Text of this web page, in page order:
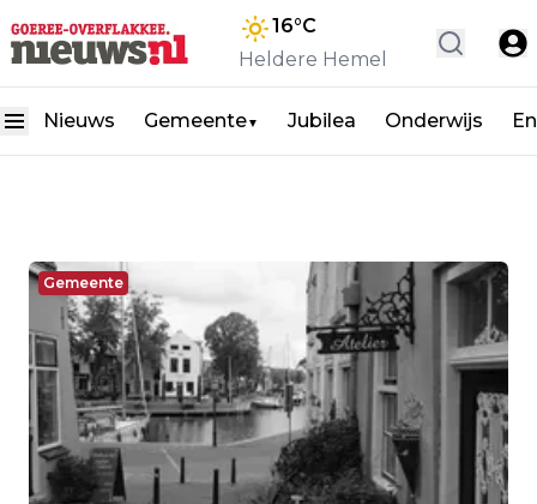
16°C
Heldere Hemel
Nieuws Gemeente▼ Jubilea Onderwijs
Gemeente